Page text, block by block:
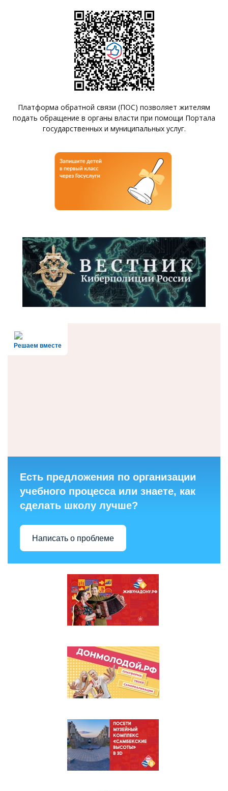
Платформа обратной связи (ПОС) позволяет жителям
подать обращение в органы власти при помощи Портала
государственных и муниципальных услуг.
Решаем вместе
Есть предложения по организации
учебного процесса или знаете, как
сделать школу лучше?
Написать о проблеме